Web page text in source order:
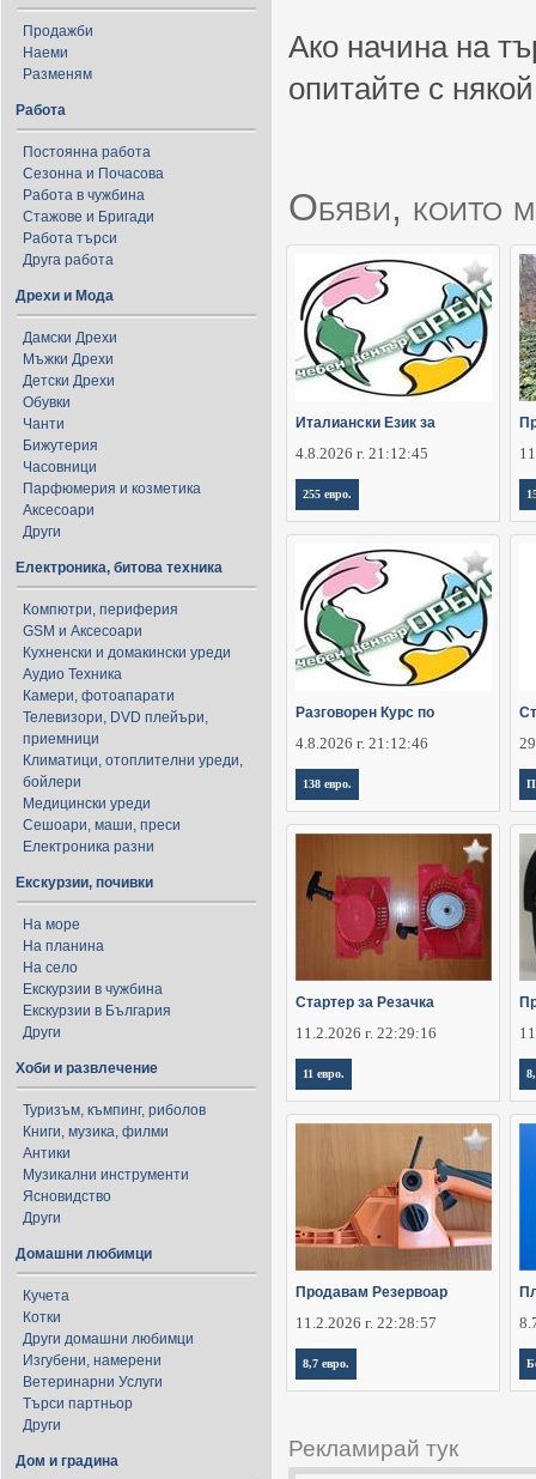
Продажби
Наеми
Разменям
Работа
Постоянна работа
Сезонна и Почасова
Работа в чужбина
Стажове и Бригади
Работа търси
Друга работа
Дрехи и Мода
Дамски Дрехи
Мъжки Дрехи
Детски Дрехи
Обувки
Чанти
Бижутерия
Часовници
Парфюмерия и козметика
Аксесоари
Други
Електроника, битова техника
Компютри, периферия
GSM и Аксесоари
Кухненски и домакински уреди
Аудио Техника
Камери, фотоапарати
Телевизори, DVD плейъри,
приемници
Климатици, отоплителни уреди,
бойлери
Медицински уреди
Сешоари, маши, преси
Електроника разни
Екскурзии, почивки
На море
На планина
На село
Екскурзии в чужбина
Екскурзии в България
Други
Хоби и развлечение
Туризъм, къмпинг, риболов
Книги, музика, филми
Антики
Музикални инструменти
Ясновидство
Други
Домашни любимци
Кучета
Котки
Други домашни любимци
Изгубени, намерени
Ветеринарни Услуги
Търси партньор
Други
Дом и градина
Ако начина на
опитайте с
Обяви, които
Италиански Език за
4.8.2026 г. 21:12:45
255 евро.
Разговорен Курс по
4.8.2026 г. 21:12:46
138 евро.
Стартер за Резачка
11.2.2026 г. 22:29:16
11 евро.
Продавам Резервоар
11.2.2026 г. 22:28:57
8,7 евро.
Рекламирай тук